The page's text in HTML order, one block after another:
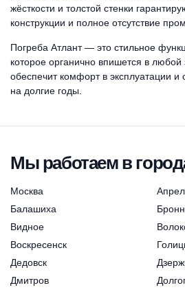
жёсткости и толстой стенки
конструкции и полное отсутствие
Погреба Атлант — это стильное
которое органично впишется в любой
обеспечит комфорт в эксплуатации и
на долгие годы.
Мы работаем в
Москва
Балашиха
Видное
Воскресенск
Дедовск
Дмитров